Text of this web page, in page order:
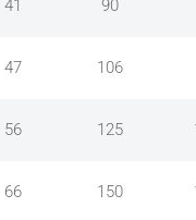
41 90
47 106
56 125
66 150